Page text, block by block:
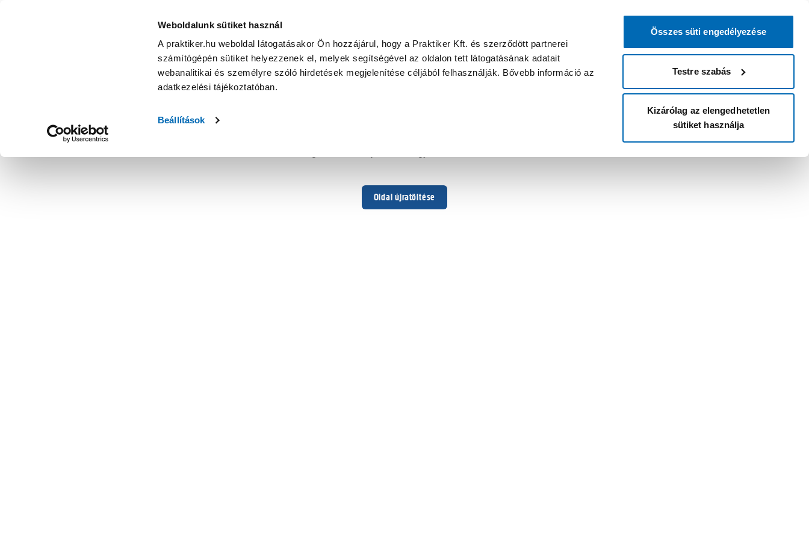
Weboldalunk sütiket használ
A praktiker.hu weboldal látogatásakor Ön hozzájárul, hogy a Praktiker Kft. és szerződött partnerei
számítógépén sütiket helyezzenek el, melyek segítségével az oldalon tett látogatásának adatait
webanalitikai és személyre szóló hirdetések megjelenítése céljából felhasználják. Bővebb információ az
adatkezelési tájékoztatóban.
Beállítások
Összes süti engedélyezése
Testre szabás
Kizárólag az elengedhetetlen
sütiket használja
Oldal újratöltése